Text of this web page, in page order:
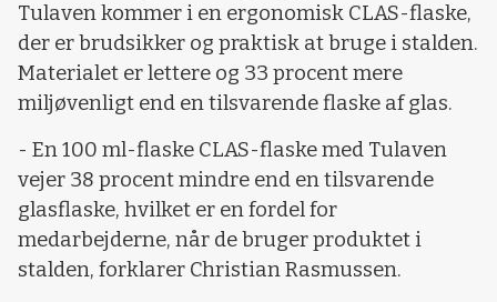
Tulaven kommer i en ergonomisk CLAS-flaske,
der er brudsikker og praktisk at bruge i stalden.
Materialet er lettere og 33 procent mere
miljøvenligt end en tilsvarende flaske af glas.
- En 100 ml-flaske CLAS-flaske med Tulaven
vejer 38 procent mindre end en tilsvarende
glasflaske, hvilket er en fordel for
medarbejderne, når de bruger produktet i
stalden, forklarer Christian Rasmussen.